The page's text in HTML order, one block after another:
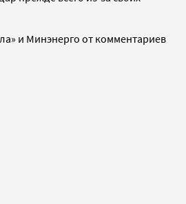
и Минэнерго от комментариев